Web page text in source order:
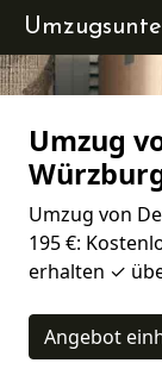
Umzug
Umzug von
195 €:
erhalten ✓
Angebot